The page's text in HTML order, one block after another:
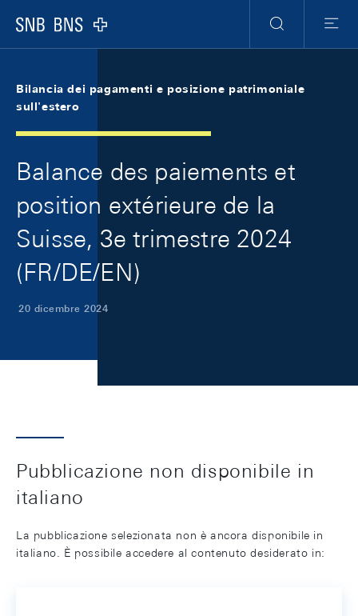
Logo
Ricerca
Menu
Bilancia dei pagamenti e posizione patrimoniale
sull'estero
Balance des paiements et
position extérieure de la
Suisse, 3e trimestre 2024
(FR/DE/EN)
20 dicembre 2024
Pubblicazione non disponibile in
italiano
La pubblicazione selezionata non è ancora disponibile in
italiano. È possibile accedere al contenuto desiderato in: